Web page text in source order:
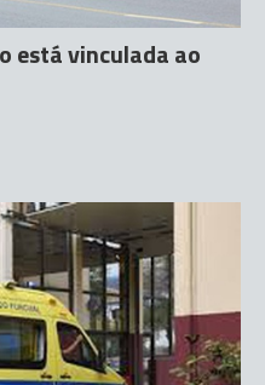
está vinculada ao